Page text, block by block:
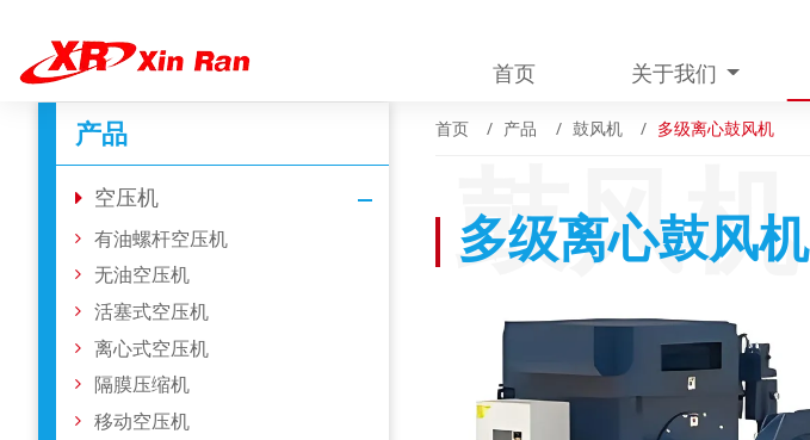
首页 关于我们
首页 产品 鼓风机 多级离心鼓风机
鼓风机
多级离心鼓风机
产品
空压机
有油螺杆空压机
无油空压机
活塞式空压机
离心式空压机
隔膜压缩机
移动空压机